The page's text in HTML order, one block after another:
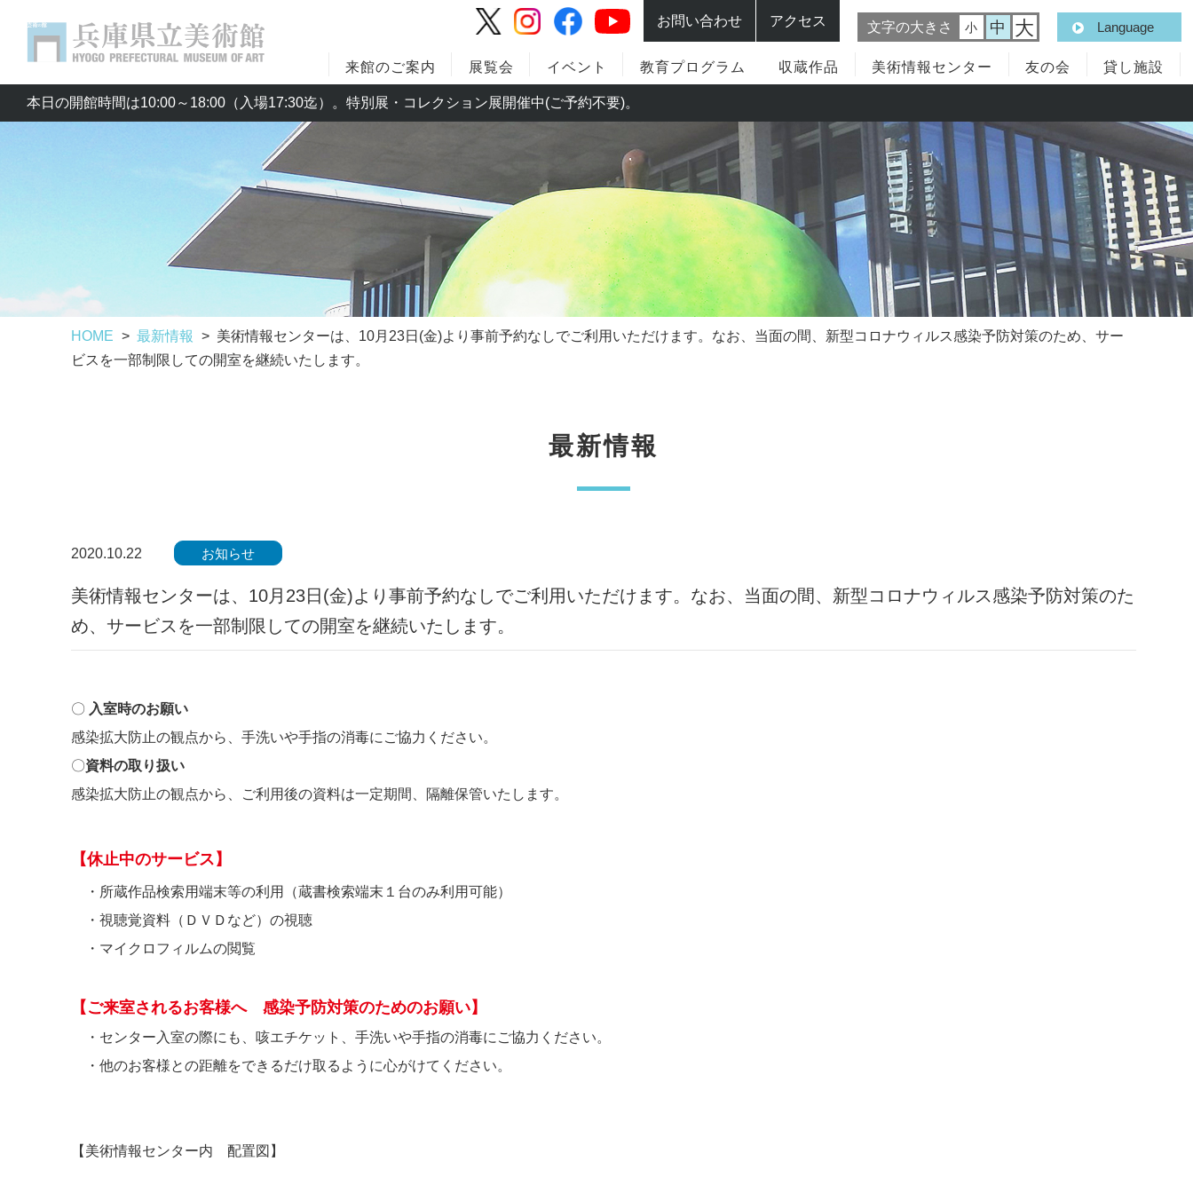
お問い合わせ アクセス 文字の大きさ 小 中 大 Language
来館のご案内 展覧会 イベント 教育プログラム 収蔵作品 美術情報センター 友の会 貸し施設
本日の開館時間は10:00～18:00（入場17:30迄）。特別展・コレクション展開催中(ご予約不要)。
HOME 最新情報
美術情報センターは、10月23日(金)より事前予約なしでご利用いただけます。なお、当面の間、新型コロナウィルス感染予防対策のため、サー
ビスを一部制限しての開室を継続いたします。
最新情報
2020.10.22 お知らせ
美術情報センターは、10月23日(金)より事前予約なしでご利用いただけます。なお、当面の間、新型コロナウィルス感染予防対策のた
め、サービスを一部制限しての開室を継続いたします。
〇 入室時のお願い
感染拡大防止の観点から、手洗いや手指の消毒にご協力ください。
〇資料の取り扱い
感染拡大防止の観点から、ご利用後の資料は一定期間、隔離保管いたします。
【休止中のサービス】
・所蔵作品検索用端末等の利用（蔵書検索端末１台のみ利用可能）
・視聴覚資料（ＤＶＤなど）の視聴
・マイクロフィルムの閲覧
【ご来室されるお客様へ 感染予防対策のためのお願い】
・センター入室の際にも、咳エチケット、手洗いや手指の消毒にご協力ください。
・他のお客様との距離をできるだけ取るように心がけてください。
【美術情報センター内 配置図】